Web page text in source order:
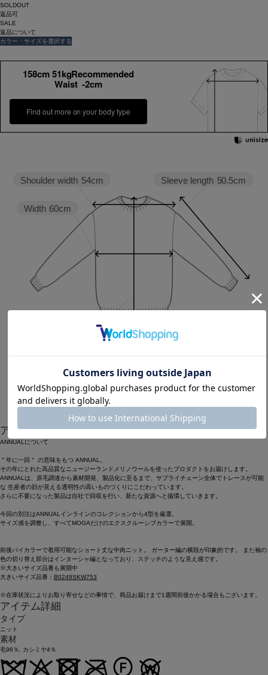
SOLDOUT
返品可
SALE
返品について
カラー・サイズを選択する
158cm 51kgRecommended
Waist -2cm
Find out more on your body type
Sleeve length 50.5cm
Width 60cm
Shoulder width 54cm
アイテム説明
ANNUALについて
＂年に一回＂ の意味をもつ ANNUAL。
その年にとれた高品質なニュージーランドメリノウールを使ったプロダクトをお届けします。
ANNUALは、原毛調達から素材開発、製品化に至るまで、サプライチェーン全体でトレースが可能
な 生産者の顔が見える透明性の高いものづくりにこだわっています。
さらに不要になった製品は自社で回収を行い、新たな資源へと循環していきます。
今回の別注はANNUALインラインのコレクションから4型を厳選。
サイズ感を調整し、すべてMOGAだけのエクスクルーシブカラーで展開。
前後バイカラーで着用可能なショート丈な中肉ニット。 ガーター編の横段が印象的です。 また袖の
色の切り替え部分はインターシャ編となっており、ステッチのような見え感です。
※大きいサイズ品番も展開中
大きいサイズ品番： B0248SKW753
※在庫状況によりお取り寄せなどの事情で、商品お届けまで1週間前後かかる場合もございます。
アイテム詳細
タイプ
ニット
素材
毛96％, カシミヤ4％